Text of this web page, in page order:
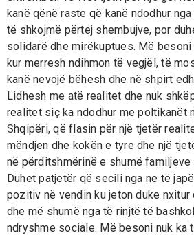
kanë qënë raste që kanë ndodhur
të shkojmë përtej shembujve, por
solidarë dhe mirëkuptues. Më
kur merresh ndihmon të vegjël, të
kanë nevojë bëhesh dhe në shpirt
Lidhesh me atë realitet dhe nuk
realitet siç ka ndodhur me poltikanët
Shqipëri, që flasin për një tjetër
mëndjen dhe kokën e tyre dhe një
në përditshmërinë e shumë familjeve
Duhet patjetër që secili nga ne të
pozitiv në vendin ku jeton duke nxitur
dhe më shumë nga të rinjtë të
ndryshme sociale. Më besoni nuk ka